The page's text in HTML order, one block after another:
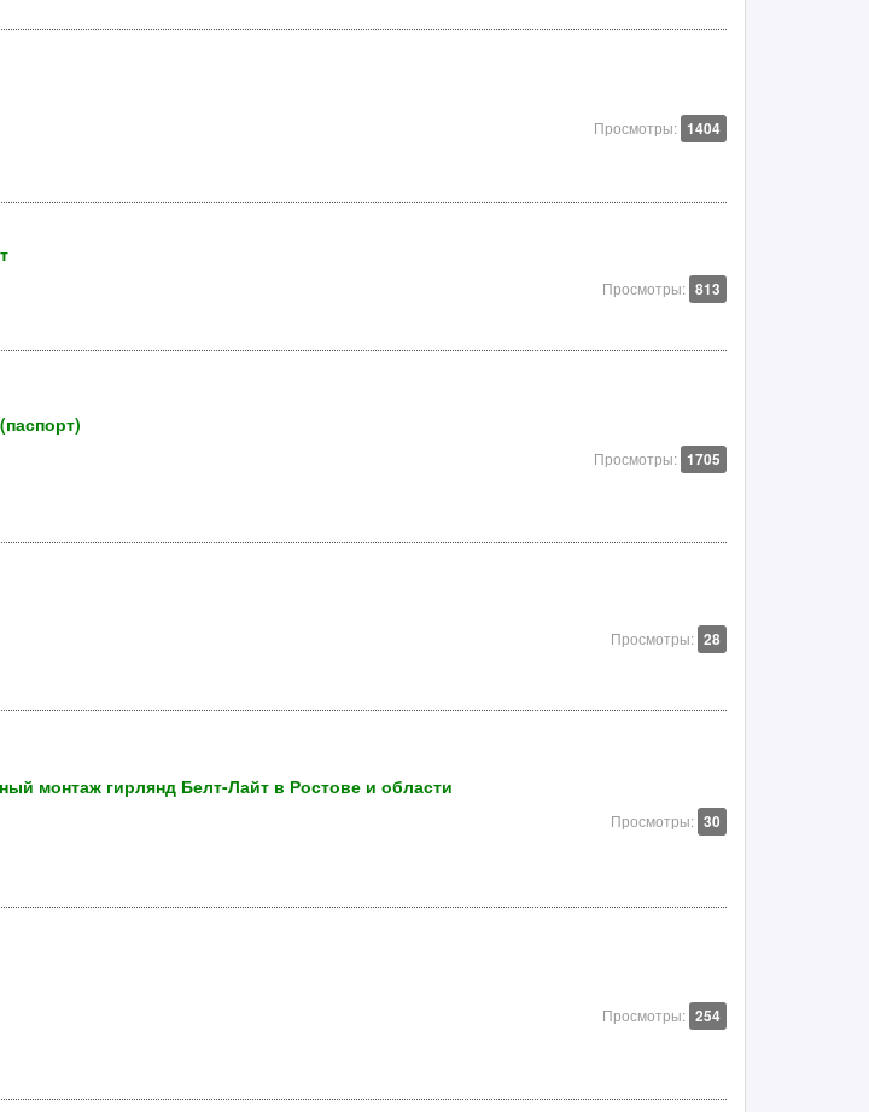
Просмотры: 1404
Просмотры: 813
Просмотры: 1705
Просмотры: 28
монтаж гирлянд Белт-Лайт в Ростове и области
Просмотры: 30
Просмотры: 254